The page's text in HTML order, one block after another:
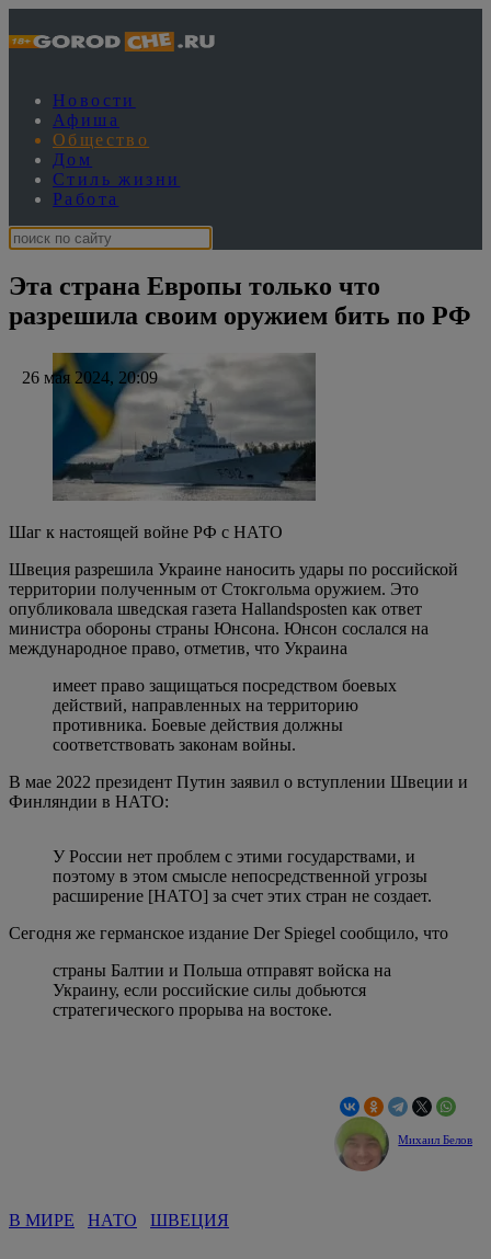
Новости
Афиша
Общество
Дом
Стиль жизни
Работа
Эта страна Европы только что
разрешила своим оружием бить по РФ
26 мая 2024, 20:09
Шаг к настоящей войне РФ с НАТО
Швеция разрешила Украине наносить удары по российской
территории полученным от Стокгольма оружием. Это
опубликовала шведская газета Hallandsposten как ответ
министра обороны страны Юнсона. Юнсон сослался на
международное право, отметив, что Украина
имеет право защищаться посредством боевых
действий, направленных на территорию
противника. Боевые действия должны
соответствовать законам войны.
В мае 2022 президент Путин заявил о вступлении Швеции и
Финляндии в НАТО:
У России нет проблем с этими государствами, и
поэтому в этом смысле непосредственной угрозы
расширение [НАТО] за счет этих стран не создает.
Сегодня же германское издание Der Spiegel сообщило, что
страны Балтии и Польша отправят войска на
Украину, если российские силы добьются
стратегического прорыва на востоке.
Михаил Белов
В МИРЕ НАТО ШВЕЦИЯ